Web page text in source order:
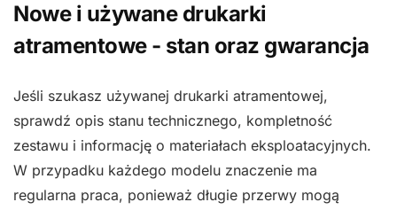
Nowe i używane drukarki
atramentowe - stan oraz gwarancja
Jeśli szukasz używanej drukarki atramentowej,
sprawdź opis stanu technicznego, kompletność
zestawu i informację o materiałach eksploatacyjnych.
W przypadku każdego modelu znaczenie ma
regularna praca, ponieważ długie przerwy mogą